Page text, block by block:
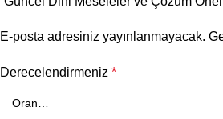
E-posta adresiniz yayınlanmayacak.
Derecelendirmeniz *